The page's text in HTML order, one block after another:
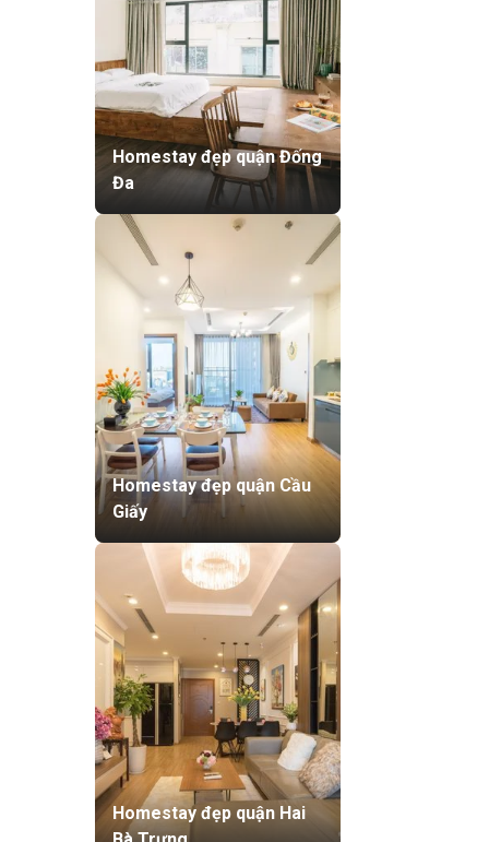
Homestay đẹp quận Đống
Đa
Homestay đẹp quận Cầu
Giấy
Homestay đẹp quận Hai